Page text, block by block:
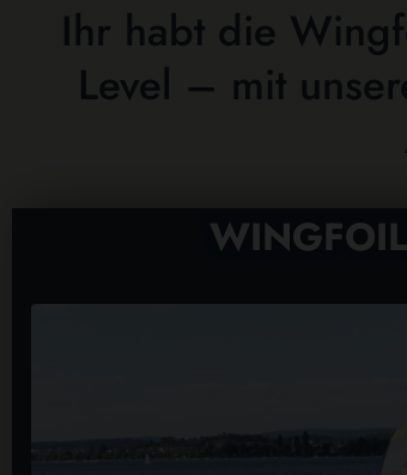
Ihr habt die
Level – mit